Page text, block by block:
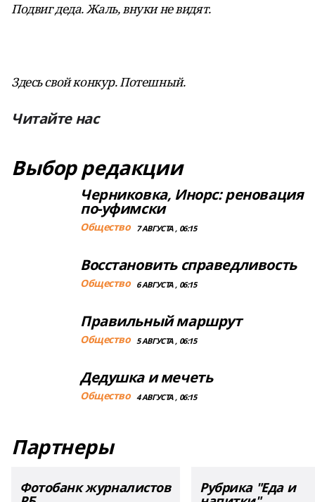
Подвиг деда. Жаль, внуки не видят.
Здесь свой конкур. Потешный.
Читайте нас
Выбор редакции
Черниковка, Инорс: реновация
по-уфимски
Общество 7 АВГУСТА , 06:15
Восстановить справедливость
Общество 6 АВГУСТА , 06:15
Правильный маршрут
Общество 5 АВГУСТА , 06:15
Дедушка и мечеть
Общество 4 АВГУСТА , 06:15
Партнеры
Фотобанк журналистов Рубрика "Еда и